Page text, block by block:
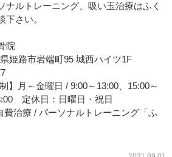
ナルトレーニング、吸い玉治療はふく
下さい。
院
姫路市岩端町95 城西ハイツ1F
】月～金曜日 / 9:00～13:00、15:00～
定休日：日曜日・祝日
費治療 / パーソナルトレーニング「ふ